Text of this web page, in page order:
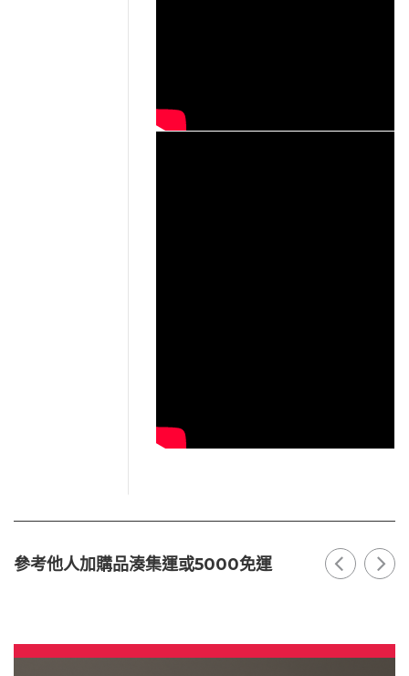
參考他人加購品湊集運或5000免運